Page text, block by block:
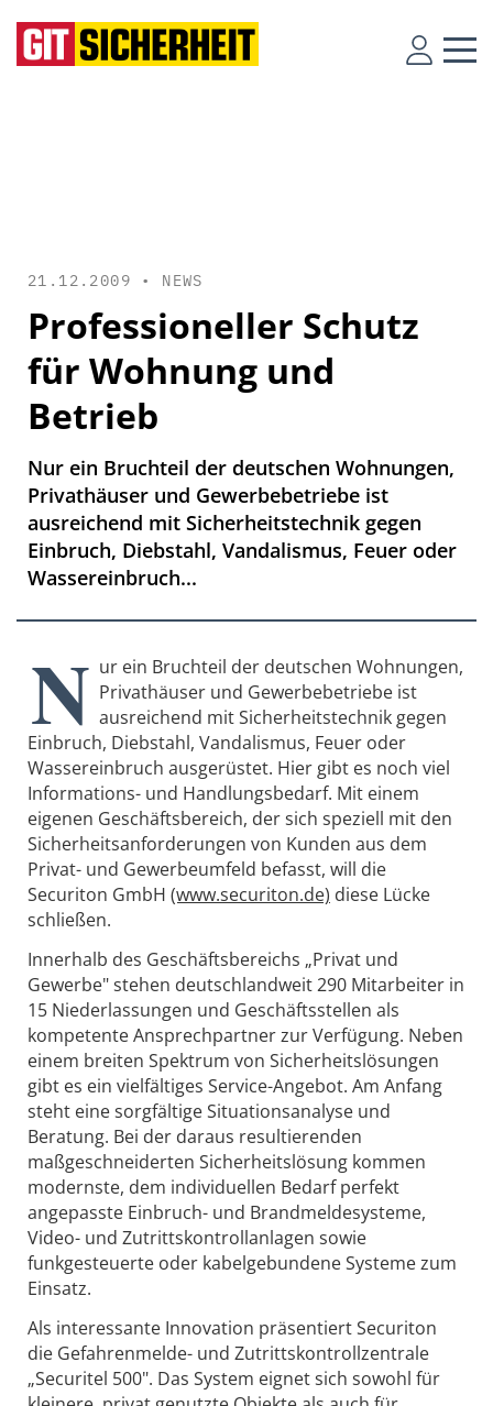
21.12.2009 • NEWS
Professioneller Schutz
für Wohnung und
Betrieb
Nur ein Bruchteil der deutschen Wohnungen,
Privathäuser und Gewerbebetriebe ist
ausreichend mit Sicherheitstechnik gegen
Einbruch, Diebstahl, Vandalismus, Feuer oder
Wassereinbruch...
N ur ein Bruchteil der deutschen Wohnungen,
Privathäuser und Gewerbebetriebe ist
ausreichend mit Sicherheitstechnik gegen
Einbruch, Diebstahl, Vandalismus, Feuer oder
Wassereinbruch ausgerüstet. Hier gibt es noch viel
Informations- und Handlungsbedarf. Mit einem
eigenen Geschäftsbereich, der sich speziell mit den
Sicherheitsanforderungen von Kunden aus dem
Privat- und Gewerbeumfeld befasst, will die
Securiton GmbH (www.securiton.de) diese Lücke
schließen.
Innerhalb des Geschäftsbereichs „Privat und
Gewerbe" stehen deutschlandweit 290 Mitarbeiter in
15 Niederlassungen und Geschäftsstellen als
kompetente Ansprechpartner zur Verfügung. Neben
einem breiten Spektrum von Sicherheitslösungen
gibt es ein vielfältiges Service-Angebot. Am Anfang
steht eine sorgfältige Situationsanalyse und
Beratung. Bei der daraus resultierenden
maßgeschneiderten Sicherheitslösung kommen
modernste, dem individuellen Bedarf perfekt
angepasste Einbruch- und Brandmeldesysteme,
Video- und Zutrittskontrollanlagen sowie
funkgesteuerte oder kabelgebundene Systeme zum
Einsatz.
Als interessante Innovation präsentiert Securiton
die Gefahrenmelde- und Zutrittskontrollzentrale
„Securitel 500". Das System eignet sich sowohl für